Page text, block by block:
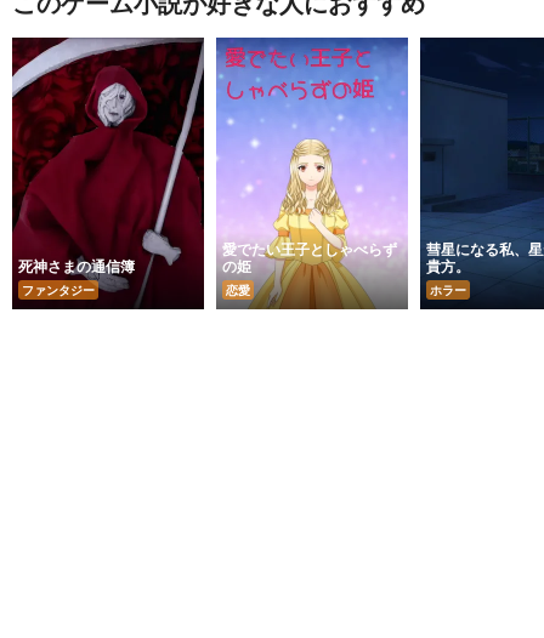
死神さまの通信簿
ファンタジー
愛でたい王子としゃべらず
の姫
恋愛
彗星になる私、
貴方。
ホラー